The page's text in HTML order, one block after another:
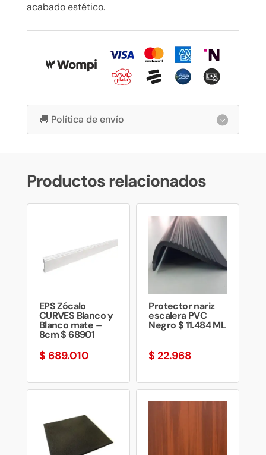
acabado estético.
🚚 Política de envío
Productos relacionados
EPS Zócalo
CURVES Blanco y
Blanco mate –
8cm $ 68901
$ 689.010
Protector nariz
escalera PVC
Negro $ 11.484 ML
$ 22.968